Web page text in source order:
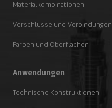
Materialkombinationen
Verschlüsse und Verbindungen
Farben und Oberflächen
Anwendungen
Technische Konstruktionen